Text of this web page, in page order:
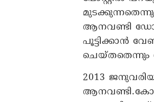
ആനവണ്ടി
പൂട്ടിക്കാന്‍
2013